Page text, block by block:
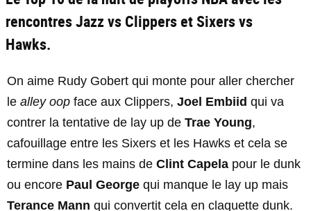
rencontres Jazz vs Clippers et Sixers vs
Hawks.
On aime Rudy Gobert qui monte pour aller chercher
le alley oop face aux Clippers, Joel Embiid qui va
contrer la tentative de lay up de Trae Young,
cafouillage entre les Sixers et les Hawks et cela se
termine dans les mains de Clint Capela pour le dunk
ou encore Paul George qui manque le lay up mais
Terance Mann qui convertit cela en claquette dunk.